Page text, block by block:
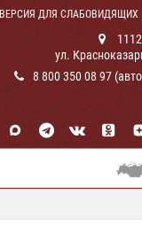
ВЕРСИЯ ДЛЯ СЛАБОВИДЯЩИХ
ул.
8 800 350 08 97